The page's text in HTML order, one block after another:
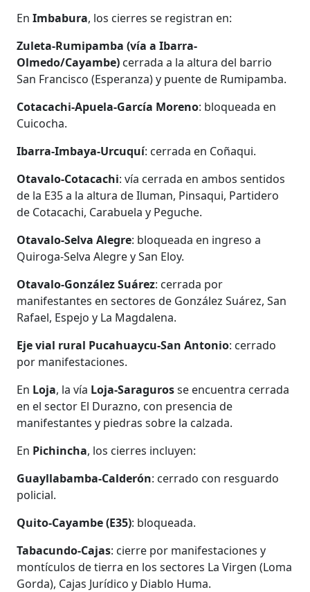
EnImbabura, los cierres se registran en:
Zuleta-Rumipamba (vía a Ibarra-
Olmedo/Cayambe) cerrada a la altura del barrio
San Francisco (Esperanza) y puente de Rumipamba.
Cotacachi-Apuela-García Moreno: bloqueada en
Cuicocha.
Ibarra-Imbaya-Urcuquí: cerrada en Coñaqui.
Otavalo-Cotacachi: vía cerrada en ambos sentidos
de la E35 a la altura de Iluman, Pinsaqui, Partidero
de Cotacachi, Carabuela y Peguche.
Otavalo-Selva Alegre: bloqueada en ingreso a
Quiroga-Selva Alegre y San Eloy.
Otavalo-González Suárez: cerrada por
manifestantes en sectores de González Suárez, San
Rafael, Espejo y La Magdalena.
Eje vial rural Pucahuaycu-San Antonio: cerrado
por manifestaciones.
En Loja, la vía Loja-Saragurosse encuentra cerrada
en el sector El Durazno, con presencia de
manifestantes y piedras sobre la calzada.
En Pichincha, los cierres incluyen:
Guayllabamba-Calderón: cerrado con resguardo
policial.
Quito-Cayambe (E35): bloqueada.
Tabacundo-Cajas: cierre por manifestaciones y
montículos de tierra en los sectores La Virgen (Loma
Gorda), Cajas Jurídico y Diablo Huma.